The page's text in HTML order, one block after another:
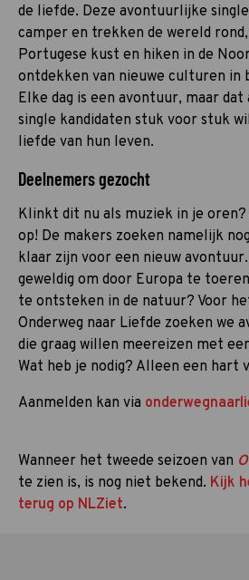
de liefde. Deze avontuurlijke
camper en trekken de wereld
Portugese kust en hiken in de
ontdekken van nieuwe culturen in
Elke dag is een avontuur, maar
single kandidaten stuk voor stuk
liefde van hun leven.
Deelnemers gezocht
Klinkt dit nu als muziek in je oren?
op! De makers zoeken namelijk
klaar zijn voor een nieuw
geweldig om door Europa te
te ontsteken in de natuur? Voor
Onderweg naar Liefde zoeken we
die graag willen meereizen met
Wat heb je nodig? Alleen een hart
Aanmelden kan via
Wanneer het tweede seizoen van
te zien is, is nog niet bekend. Kijk
terug op NLZiet.